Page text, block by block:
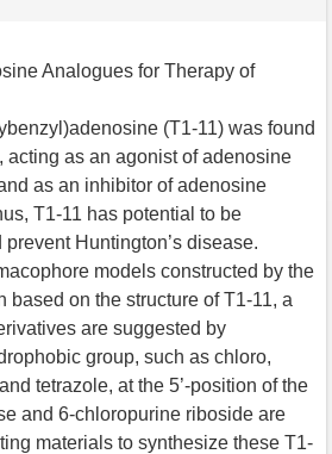
Analogues for Therapy of
(T1-11) was found
acting as an agonist of adenosine
as an inhibitor of adenosine
T1-11 has potential to be
Huntington’s disease.
models constructed by the
based on the structure of T1-11, a
are suggested by
group, such as chloro,
tetrazole, at the 5’-position of the
and 6-chloropurine riboside are
materials to synthesize these T1-